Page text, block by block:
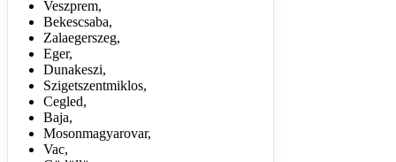
Veszprem,
Bekescsaba,
Zalaegerszeg,
Eger,
Dunakeszi,
Szigetszentmiklos,
Cegled,
Baja,
Mosonmagyarovar,
Vac,